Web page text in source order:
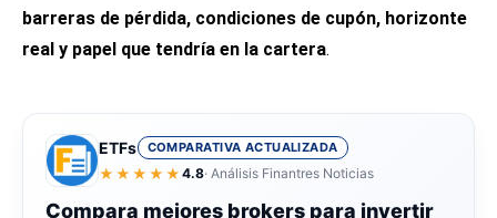
barreras de pérdida, condiciones de cupón, horizonte
real y papel que tendría en la cartera.
ETFs COMPARATIVA ACTUALIZADA
★★★★★ 4.8· Análisis Finantres Noticias
Compara mejores brokers para invertir